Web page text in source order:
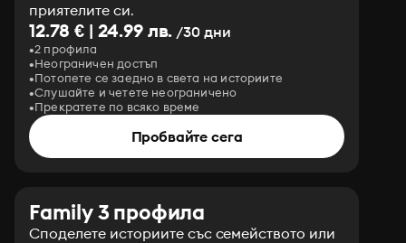
приятелите си.
12.78 € | 24.99 лв. /30 дни
2 профила
Неограничен достъп
Потопете се заедно в света на историите
Слушайте и четете неограничено
Прекратете по всяко време
Пробвайте сега
Family 3 профила
Споделете историите със семейството или